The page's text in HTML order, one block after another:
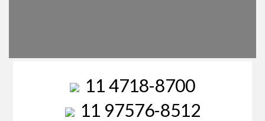
11 4718-8700
11 97576-8512